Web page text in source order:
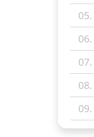
05.
06.
07.
08.
09.